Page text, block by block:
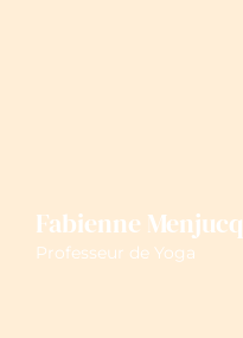
Fabienne Menjucq
Professeur de Yoga